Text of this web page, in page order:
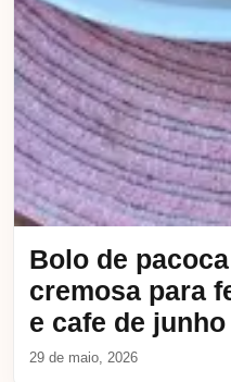
Bolo de
cremosa para
e cafe de junho
29 de maio, 2026